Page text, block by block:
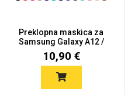
Preklopna maskica za
Samsung Galaxy A12 /
M12...
10,90 €